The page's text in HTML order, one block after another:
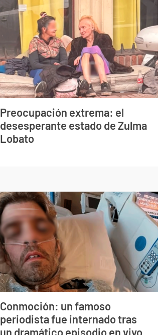
Preocupación extrema: el
desesperante estado de Zulma
Lobato
Conmoción: un famoso
periodista fue internado tras
un dramático episodio en vivo